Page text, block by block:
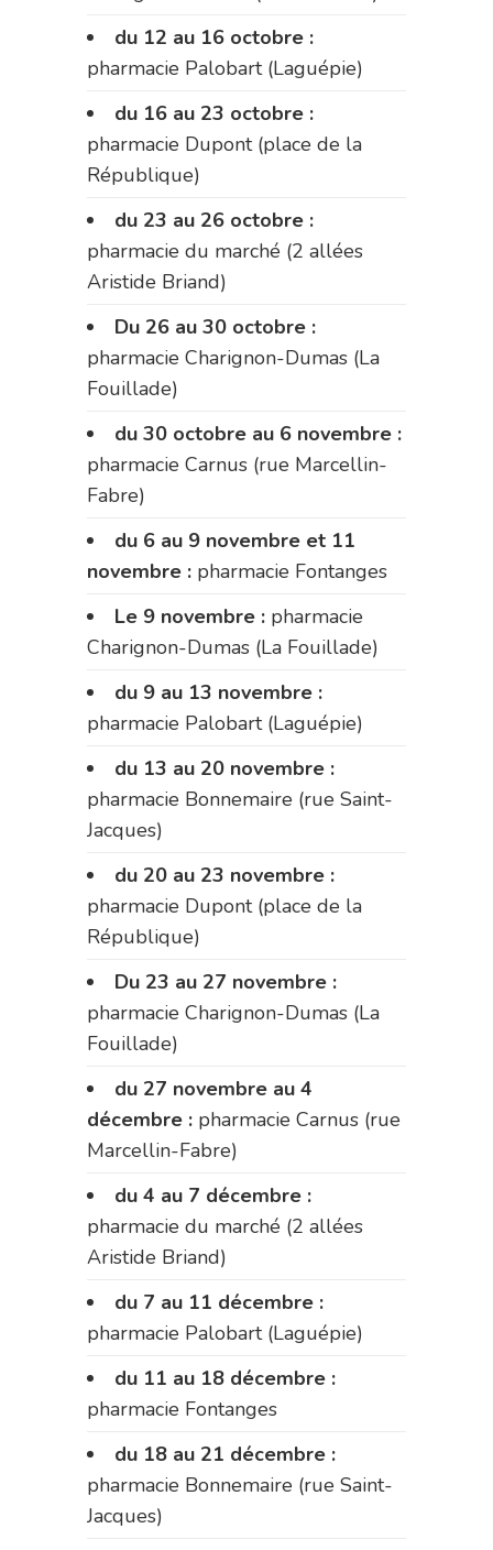
du 12 au 16 octobre :
pharmacie Palobart (Laguépie)
du 16 au 23 octobre :
pharmacie Dupont (place de la
République)
du 23 au 26 octobre :
pharmacie du marché (2 allées
Aristide Briand)
Du 26 au 30 octobre :
pharmacie Charignon-Dumas (La
Fouillade)
du 30 octobre au 6 novembre :
pharmacie Carnus (rue Marcellin-
Fabre)
du 6 au 9 novembre et 11
novembre : pharmacie Fontanges
Le 9 novembre : pharmacie
Charignon-Dumas (La Fouillade)
du 9 au 13 novembre :
pharmacie Palobart (Laguépie)
du 13 au 20 novembre :
pharmacie Bonnemaire (rue Saint-
Jacques)
du 20 au 23 novembre :
pharmacie Dupont (place de la
République)
Du 23 au 27 novembre :
pharmacie Charignon-Dumas (La
Fouillade)
du 27 novembre au 4
décembre : pharmacie Carnus (rue
Marcellin-Fabre)
du 4 au 7 décembre :
pharmacie du marché (2 allées
Aristide Briand)
du 7 au 11 décembre :
pharmacie Palobart (Laguépie)
du 11 au 18 décembre :
pharmacie Fontanges
du 18 au 21 décembre :
pharmacie Bonnemaire (rue Saint-
Jacques)